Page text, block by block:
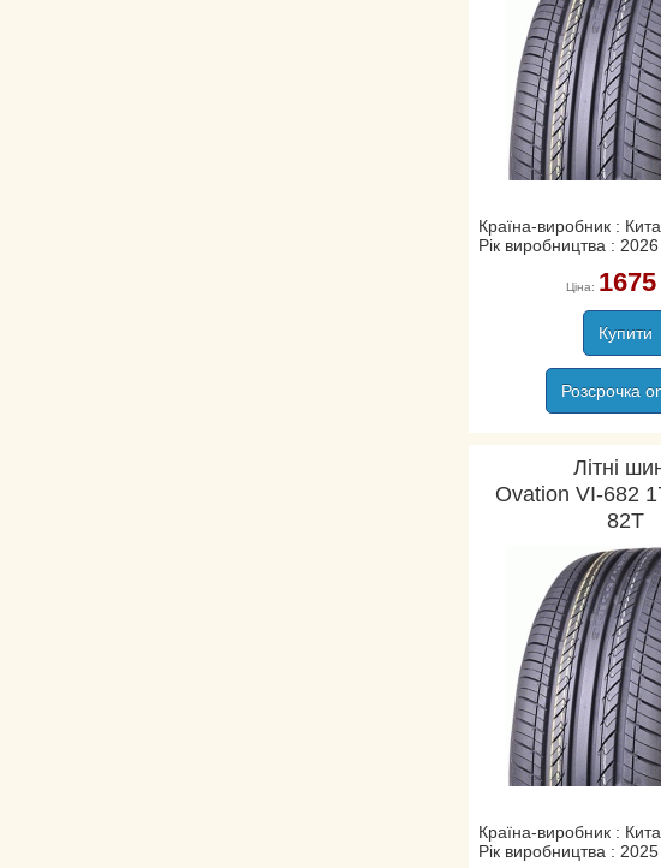
Країна-виробник :
Рік виробництва : 2026
Ціна: 1675
Купити
Розсрочка
Літні
Ovation VI-682
82T
Країна-виробник :
Рік виробництва : 2025